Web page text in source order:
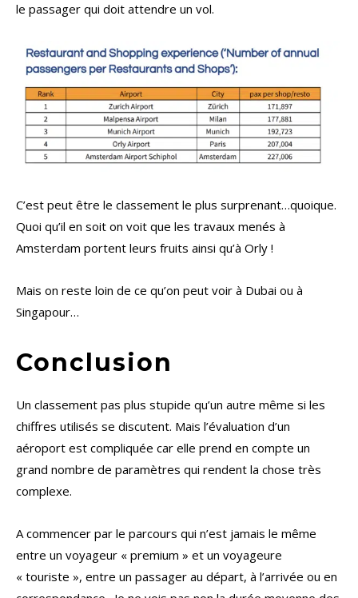
le passager qui doit attendre un vol.
C’est peut être le classement le plus surprenant…quoique.
Quoi qu’il en soit on voit que les travaux menés à
Amsterdam portent leurs fruits ainsi qu’à Orly !
Mais on reste loin de ce qu’on peut voir à Dubai ou à
Singapour…
Conclusion
Un classement pas plus stupide qu’un autre même si les
chiffres utilisés se discutent. Mais l’évaluation d’un
aéroport est compliquée car elle prend en compte un
grand nombre de paramètres qui rendent la chose très
complexe.
A commencer par le parcours qui n’est jamais le même
entre un voyageur « premium » et un voyageure
« touriste », entre un passager au départ, à l’arrivée ou en